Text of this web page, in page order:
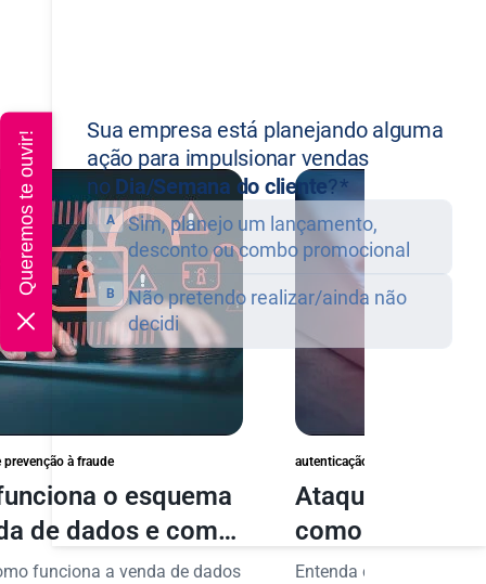
à fraude
o esquema
de dados e como
sua empresa?
funciona a venda de dados
autenticação e prevenção à
Ataques de
como proteger
dados digitais
Entenda como
Queremos te ouvir!